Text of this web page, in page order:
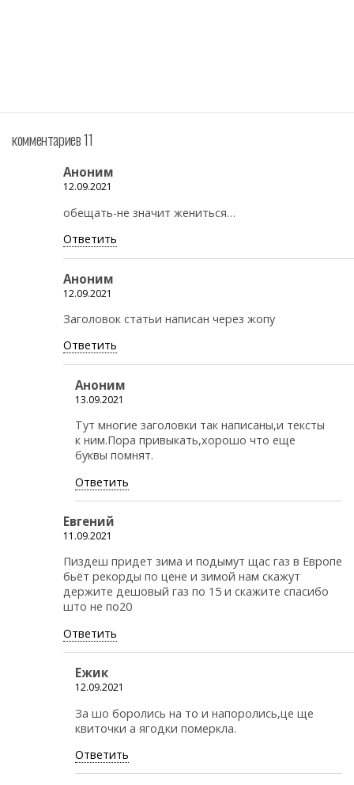
комментариев 11
Аноним
12.09.2021
обещать-не значит жениться…
Ответить
Аноним
12.09.2021
Заголовок статьи написан через жопу
Ответить
Аноним
13.09.2021
Тут многие заголовки так написаны,и тексты
к ним.Пора привыкать,хорошо что еще
буквы помнят.
Ответить
Евгений
11.09.2021
Пиздеш придет зима и подымут щас газ в Европе
бьёт рекорды по цене и зимой нам скажут
держите дешовый газ по 15 и скажите спасибо
што не по20
Ответить
Ежик
12.09.2021
За шо боролись на то и напоролись,це ще
квиточки а ягодки померкла.
Ответить